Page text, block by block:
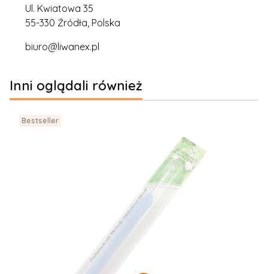
Ul. Kwiatowa 35
55-330 Źródła, Polska
biuro@liwanex.pl
Inni oglądali również
Bestseller